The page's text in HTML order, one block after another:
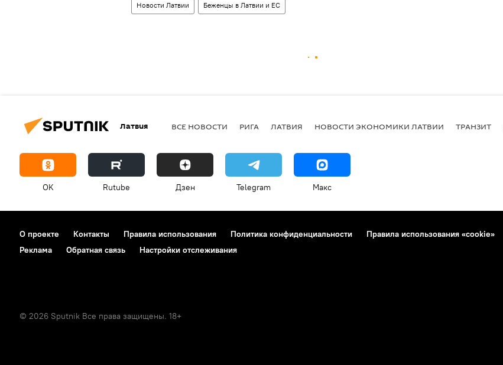
Новости Латвии Беженцы в Латвии и ЕС
Латвия ВСЕ НОВОСТИ РИГА ЛАТВИЯ НОВОСТИ ЭКОНОМИКИ ЛАТВИИ ТРАНЗИТ
OK Rutube Дзен Telegram Макс
О проекте Контакты Правила использования Политика конфиденциальности Правила использования «cookie»
Реклама
Обратная связь Настройки отслеживания
© 2026 Sputnik Все права защищены. 18+